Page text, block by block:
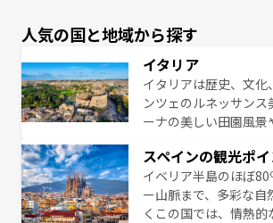
人気の国と地域から探す
イタリア
イタリアは歴史、文化
ンツェのルネッサン
ーナの美しい田園風
夜眠るまで、すべての
なお、新着のイタリア
スペインの観光ポ
イベリア半島のほぼ
ー山脈まで、多彩な
くこの国では、情熱